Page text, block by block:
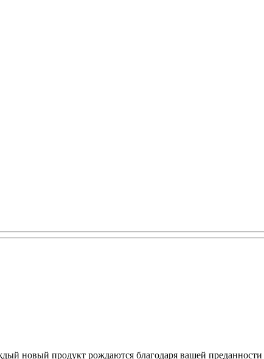
новый продукт рождаются благодаря вашей